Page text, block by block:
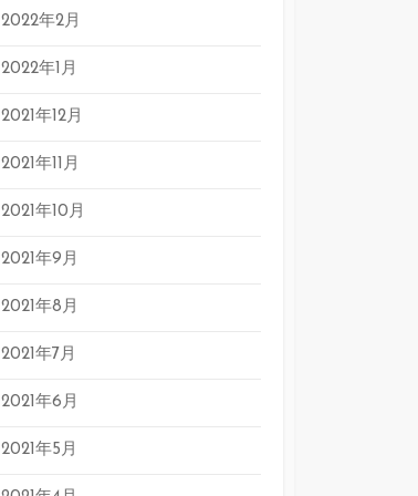
2022年2月
2022年1月
2021年12月
2021年11月
2021年10月
2021年9月
2021年8月
2021年7月
2021年6月
2021年5月